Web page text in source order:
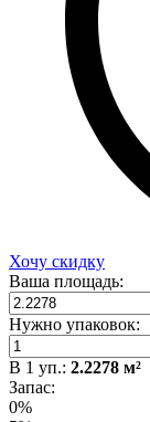
Хочу скидку
Ваша площадь:
Нужно упаковок:
В 1 уп.: 2.2278 м²
Запас:
0%